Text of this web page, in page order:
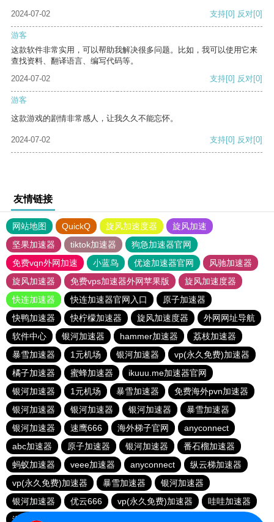
2024-07-02 支持[0] 反对[0]
游客
这款软件非常实用，可以帮助我解决很多问题。比如，我可以使用它来
查找资料、翻译语言、编写代码等。
2024-07-02
支持[0] 反对[0]
游客
这款游戏的剧情非常感人，让我久久不能忘怀。
2024-07-02 支持[0] 反对[0]
友情链接
网站地图 QuickQ 旋风加速度器
旋风加速
坚果加速器
tiktok加速器
狗急加速器官网
免费vqn外网加速
小蓝鸟 优途加速器官网
风驰加速器
旋风加速器
免费vps加速器外网苹果版
旋风加速度器
快连加速器
快连加速器官网入口
原子加速器
快鸭加速器
快柠檬加速器 旋风加速度器
外网网址导航
软件中心
银河加速器 hammer加速器
荔枝加速器
暴雪加速器
1元机场 银河加速器
vp(永久免费)加速器
橘子加速器
蜜蜂加速器
ikuuu.me加速器官网
银河加速器
1元机场 暴雪加速器
免费海外pvn加速器
银河加速器
银河加速器 银河加速器
暴雪加速器
银河加速器
速鹰666 海外梯子官网
anyconnect
abc加速器
原子加速器 银河加速器
番石榴加速器
蚂蚁加速器
veee加速器 anyconnect
纵云梯加速器
vp(永久免费)加速器
暴雪加速器
银河加速器
银河加速器
优云666 vp(永久免费)加速器
哇哇加速器
海鸥加速器